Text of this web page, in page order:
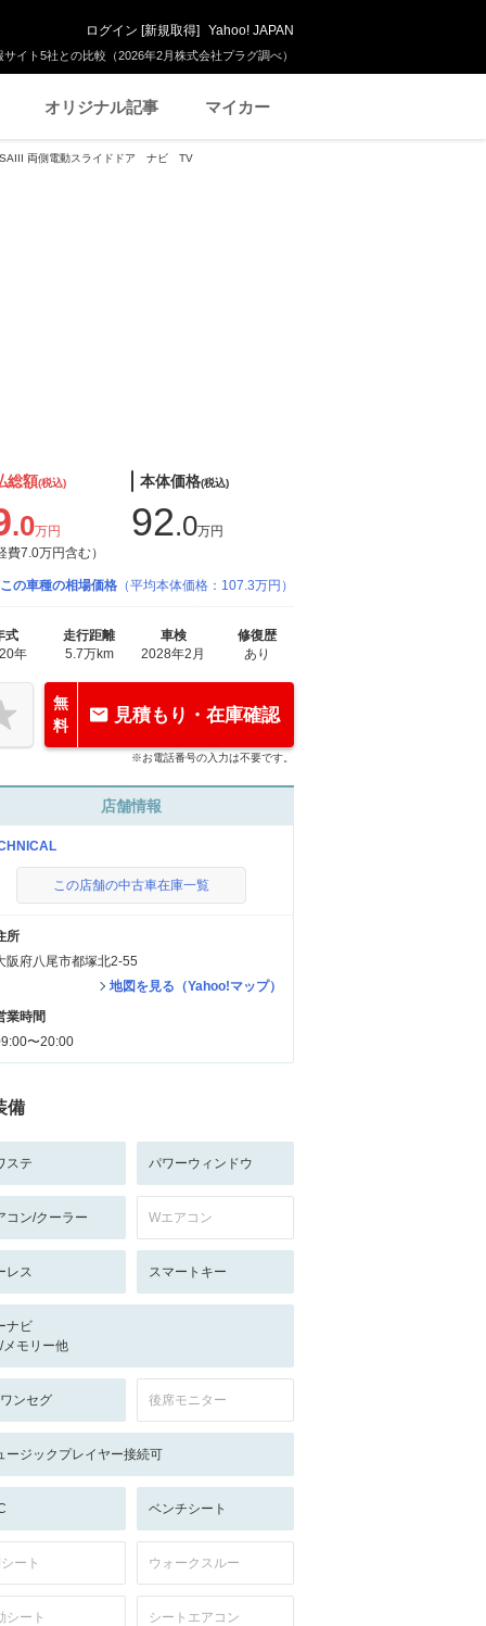
イト5社との比較（2026年2月株式会社プラグ調べ）
ログイン [新規取得] Yahoo! JAPAN
オリジナル記事 マイカー
SAIII 両側電動スライドドア ナビ TV
総額(税込)
.0万円
費7.0万円含む）
本体価格(税込)
92.0万円
この車種の相場価格 （平均本体価格：107.3万円）
式
年
走行距離
5.7万km
車検
2028年2月
修復歴
あり
無
料
見積もり・在庫確認
※お電話番号の入力は不要です。
店舗情報
この店舗の中古車在庫一覧
所
阪府八尾市都塚北2-55
地図を見る（Yahoo!マップ）
業時間
〜20:00
備
ステ パワーウィンドウ
コン/クーラー Wエアコン
レス スマートキー
ナビ
メモリー他
ンセグ 後席モニター
ージックプレイヤー接続可
ベンチシート
ート ウォークスルー
シート シートエアコン